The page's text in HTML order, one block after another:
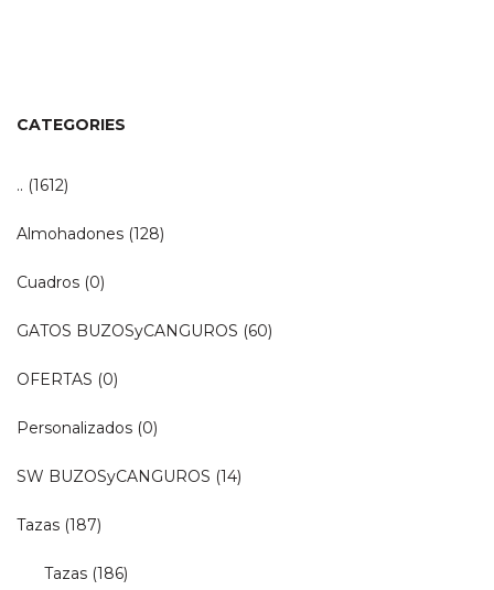
CATEGORIES
.. (1612)
Almohadones (128)
Cuadros (0)
GATOS BUZOSyCANGUROS (60)
OFERTAS (0)
Personalizados (0)
SW BUZOSyCANGUROS (14)
Tazas (187)
Tazas (186)